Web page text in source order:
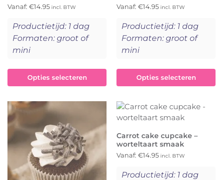
Vanaf: €14.95 incl. BTW
Productietijd: 1 dag
Formaten: groot of
mini
Opties selecteren
Vanaf: €14.95 incl. BTW
Productietijd: 1 dag
Formaten: groot of
mini
Opties selecteren
Carrot cake cupcake –
worteltaart smaak
Vanaf: €14.95 incl. BTW
Productietijd: 1 dag